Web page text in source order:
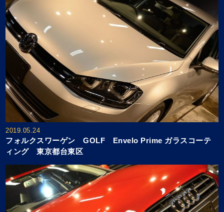
2019.05.24
フォルクスワーゲン GOLF Envelo Prime ガラスコーテ
ィング 東京都台東区